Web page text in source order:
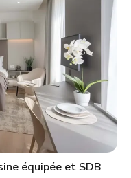
équipée et SDB